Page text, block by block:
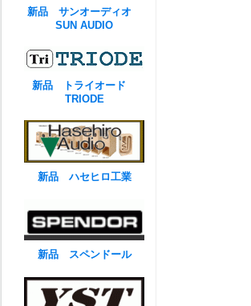
新品 サンオーディオ
SUN AUDIO
新品 トライオード
TRIODE
新品 ハセヒロ工業
新品 スペンドール